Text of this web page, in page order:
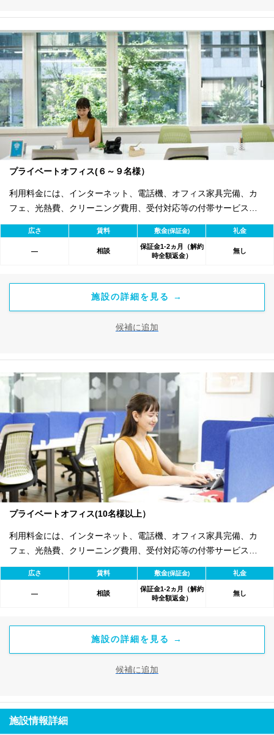
プライベートオフィス(６～９名様）
利用料金には、インターネット、電話機、オフィス家具完備、カ
フェ、光熱費、クリーニング費用、受付対応等の付帯サービスす
べて含まれ、追加料金不要です。 また適宜キャンペーン、契約期
間による割引特典あります。
広さ 賃料 敷金(保証金) 礼金
― 相談
保証金1-2ヵ月（解約
時全額返金）
無し
施設の詳細を見る →
候補に追加
プライベートオフィス(10名様以上）
利用料金には、インターネット、電話機、オフィス家具完備、カ
フェ、光熱費、クリーニング費用、受付対応等の付帯サービスす
べて含まれ、追加料金不要です。 また適宜キャンペーン、契約期
間による割引特典あります。
広さ 賃料 敷金(保証金) 礼金
― 相談
保証金1-2ヵ月（解約
時全額返金）
無し
施設の詳細を見る →
候補に追加
施設情報詳細